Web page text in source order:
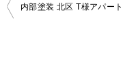
投
内部塗装 北区 T様アパート